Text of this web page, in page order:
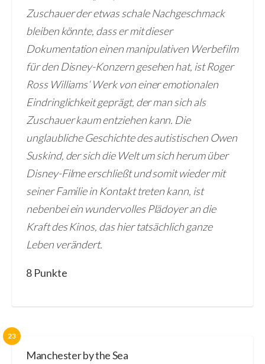
Zuschauer der etwas schale Nachgeschmack
bleiben könnte, dass er mit dieser
Dokumentation einen manipulativen Werbefilm
für den Disney-Konzern gesehen hat, ist Roger
Ross Williams‘ Werk von einer emotionalen
Eindringlichkeit geprägt, der man sich als
Zuschauer kaum entziehen kann. Die
unglaubliche Geschichte des autistischen Owen
Suskind, der sich die Welt um sich herum über
Disney-Filme erschließt und somit wieder mit
seiner Familie in Kontakt treten kann, ist
nebenbei ein wundervolles Plädoyer an die
Kraft des Kinos, das hier tatsächlich ganze
Leben verändert.
8 Punkte
23
Manchester by the Sea